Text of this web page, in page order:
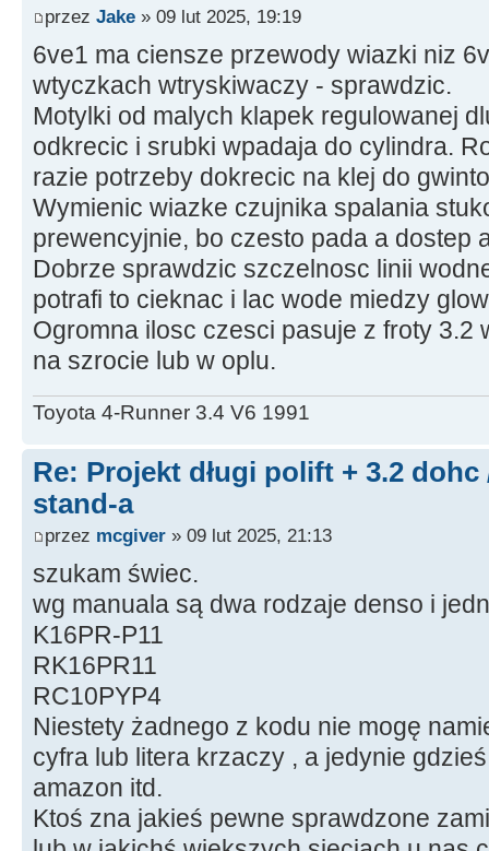
przez Jake » 09 lut 2025, 19:19
6ve1 ma ciensze przewody wiazki niz
wtyczkach wtryskiwaczy - sprawdzic.
Motylki od malych klapek regulowanej
odkrecic i srubki wpadaja do cylindra.
razie potrzeby dokrecic na klej do
Wymienic wiazke czujnika spalania
prewencyjnie, bo czesto pada a dostep
Dobrze sprawdzic szczelnosc linii
potrafi to cieknac i lac wode miedzy
Ogromna ilosc czesci pasuje z froty 3.2
na szrocie lub w oplu.
Toyota 4-Runner 3.4 V6 1991
Re: Projekt długi polift + 3.2 dohc
stand-a
przez mcgiver » 09 lut 2025, 21:13
szukam świec.
wg manuala są dwa rodzaje denso i
K16PR-P11
RK16PR11
RC10PYP4
Niestety żadnego z kodu nie mogę
cyfra lub litera krzaczy , a jedynie
amazon itd.
Ktoś zna jakieś pewne sprawdzone